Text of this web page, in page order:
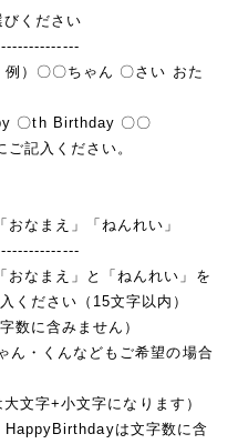
ください
）〇〇ちゃん 〇さい おた
〇th Birthday 〇〇
記入ください。
なまえ」「ねんれい」
なまえ」と「ねんれい」を
ください（15文字以内）
数に含みません）
・くんなどもご希望の場合
文字+小文字になります）
は文字数に含